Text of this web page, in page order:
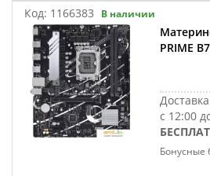
Код: 1166383 В наличии
PRIME
с 12:00
Бонусные